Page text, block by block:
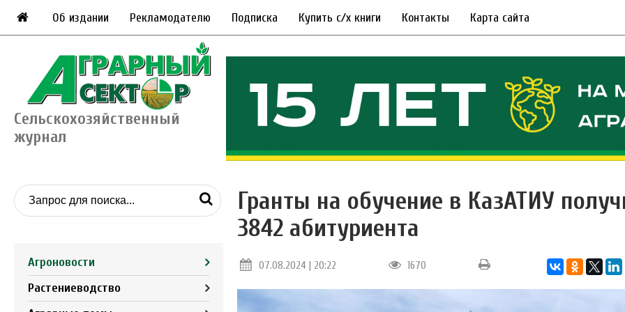
Об издании Рекламодателю Подписка Купить с/х книги Контакты Карта сайта
Сельскохозяйственный
журнал
Агроновости
Растениеводство
Гранты на обучение в КазАТИУ
3842 абитуриента
07.08.2024 | 20:22 1670